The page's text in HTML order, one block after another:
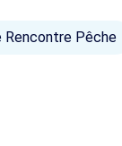
Rencontre Pêche